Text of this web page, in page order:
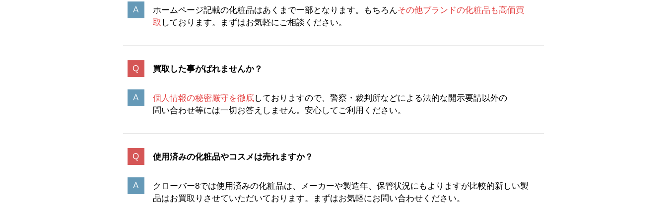
ホームページ記載の化粧品はあくまで一部となります。もちろんその他ブランドの化粧品も高価買
取 しております。まずはお気軽にご相談ください。
買取した事がばれませんか？
個人情報の秘密厳守を徹底しておりますので、警察・裁判所などによる法的な開示要請以外の
問い合わせ等には一切お答えしません。安心してご利用ください。
使用済みの化粧品やコスメは売れますか？
クローバー8では使用済みの化粧品は、メーカーや製造年、保管状況にもよりますが比較的新しい製
品はお買取りさせていただいております。まずはお気軽にお問い合わせください。